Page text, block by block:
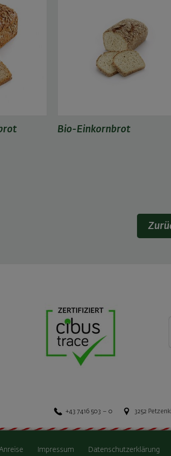
Bio-Einkornbrot
+43 7416 503 – 0 3252
Impressum Datenschutzerklärung